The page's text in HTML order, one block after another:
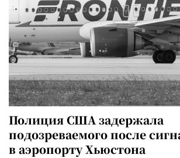
Полиция США задержала
подозреваемого после
в аэропорту Хьюстона